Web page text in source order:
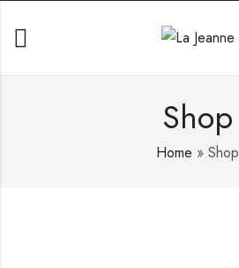
Shop
Home » Shop